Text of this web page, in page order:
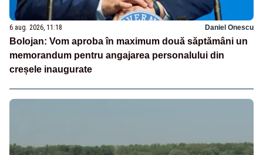
6 aug. 2026, 11:18 Daniel Onescu
Bolojan: Vom aproba în maximum două săptămâni un
memorandum pentru angajarea personalului din
creșele inaugurate